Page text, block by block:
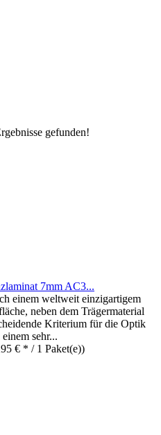
gefunden!
7mm AC3...
einem weltweit einzigartigem
neben dem Trägermaterial
Kriterium für die Optik
sehr...
€ * / 1 Paket(e))